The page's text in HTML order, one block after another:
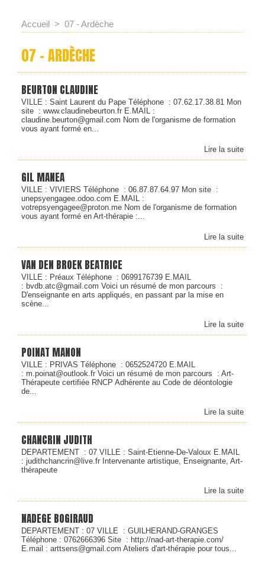
Accueil > 07 - Ardèche
07 - ARDÈCHE
BEURTON CLAUDINE
VILLE : Saint Laurent du Pape Téléphone : 07.62.17.38.81 Mon
site : www.claudinebeurton.fr E.MAIL :
claudine.beurton@gmail.com Nom de l'organisme de formation
vous ayant formé en...
Lire la suite
GIL MANEA
VILLE : VIVIERS Téléphone : 06.87.87.64.97 Mon site :
unepsyengagee.odoo.com E.MAIL :
votrepsyengagee@proton.me Nom de l'organisme de formation
vous ayant formé en Art-thérapie :...
Lire la suite
VAN DEN BROEK BEATRICE
VILLE : Préaux Téléphone : 0699176739 E.MAIL
: bvdb.atc@gmail.com Voici un résumé de mon parcours :
D'enseignante en arts appliqués, en passant par la mise en
scène...
Lire la suite
POINAT MANON
VILLE : PRIVAS Téléphone : 0652524720 E.MAIL
: m.poinat@outlook.fr Voici un résumé de mon parcours : Art-
Thérapeute certifiée RNCP Adhérente au Code de déontologie
de...
Lire la suite
CHANCRIN JUDITH
DEPARTEMENT : 07 VILLE : Saint-Etienne-De-Valoux E.MAIL
: judithchancrin@live.fr Intervenante artistique, Enseignante, Art-
thérapeute
Lire la suite
NADEGE BOGIRAUD
DEPARTEMENT : 07 VILLE : GUILHERAND-GRANGES
Téléphone : 0762666396 Site : http://nad-art-therapie.com/
E.mail : arttsens@gmail.com Ateliers d'art-thérapie pour tous...